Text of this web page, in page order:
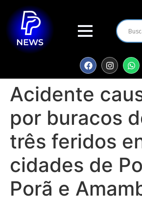
Acidente
por buracos
três feridos
cidades de
Porã e